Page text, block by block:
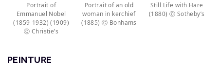
Portrait of
Emmanuel Nobel
(1859-1932) (1909)
Ⓒ Christie’s
Portrait of an old
woman in kerchief
(1885) Ⓒ Bonhams
Still Life with Hare
(1880) Ⓒ Sotheby’s
PEINTURE